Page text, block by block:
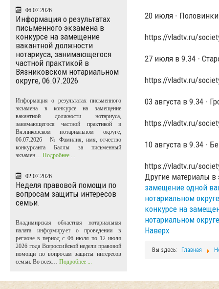
06.07.2026
Информация о результатах
письменного экзамена в
конкурсе на замещение
вакантной должности
нотариуса, занимающегося
частной практикой в
Вязниковском нотариальном
округе, 06.07.2026
Информация о результатах письменного
экзамена в конкурсе на замещение
вакантной должности нотариуса,
занимающегося частной практикой в
Вязниковском нотариальном округе,
06.07.2026 № Фамилия, имя, отчество
конкурсанта Баллы за письменный
экзамен… Подробнее ...
02.07.2026
Неделя правовой помощи по
вопросам защиты интересов
семьи.
Владимирская областная нотариальная
палата информирует о проведении в
регионе в период с 06 июля по 12 июля
2026 года Всероссийской недели правовой
помощи по вопросам защиты интересов
семьи. Во всех… Подробнее ...
20 июля -
https://vladtv.ru/
27 июля в 9.34 -
https://vladtv.ru/
03 августа в 9.34 -
https://vladtv.ru/
10 августа в 9.34 -
https://vladtv.ru/
Другие материалы в
замещение одной
нотариальном
конкурсе на
нотариальном
Наверх
Вы здесь: Главная